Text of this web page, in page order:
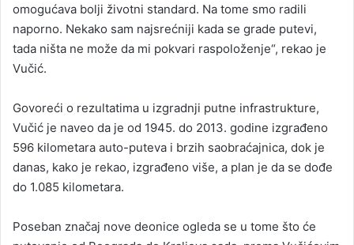
omogućava bolji životni standard. Na tome smo radili
naporno. Nekako sam najsrećniji kada se grade putevi,
tada ništa ne može da mi pokvari raspoloženje“, rekao je
Vučić.
Govoreći o rezultatima u izgradnji putne infrastrukture,
Vučić je naveo da je od 1945. do 2013. godine izgrađeno
596 kilometara auto-puteva i brzih saobraćajnica, dok je
danas, kako je rekao, izgrađeno više, a plan je da se dođe
do 1.085 kilometara.
Poseban značaj nove deonice ogleda se u tome što će